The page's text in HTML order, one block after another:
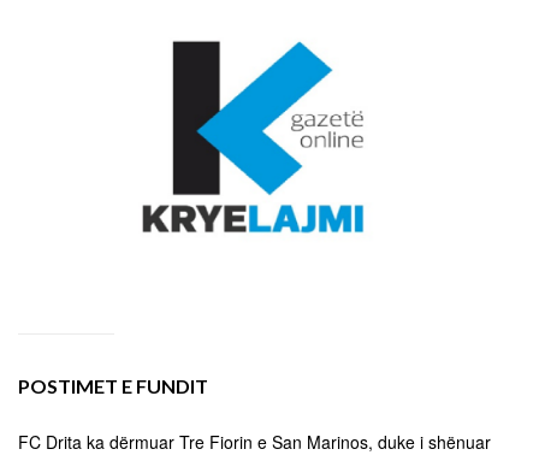
POSTIMET E FUNDIT
FC Drita ka dërmuar Tre Fiorin e San Marinos, duke i shënuar